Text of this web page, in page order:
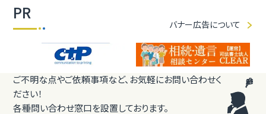
PR
バナー広告について
ご不明な点やご依頼事項など、お気軽にお問い合わせく
ださい！
各種問い合わせ窓口を設置しております。